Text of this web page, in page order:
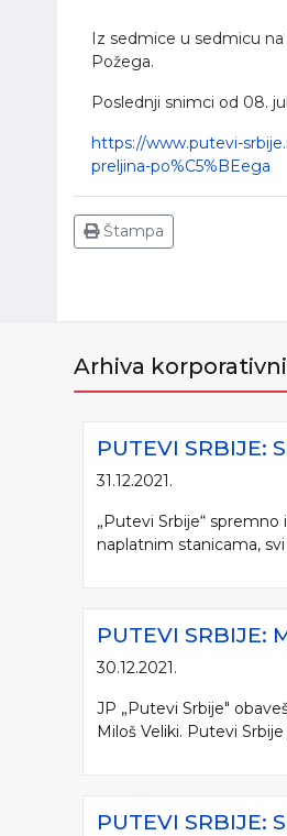
Iz sedmice u sedmicu
Požega.
Poslednji snimci od 08.
https://www.putevi-
preljina-po%C5%BEega
Štampa
Arhiva
PUTEVI SRBIJE:
31.12.2021.
„Putevi Srbije“
naplatnim stanicama,
PUTEVI SRBIJE:
30.12.2021.
JP „Putevi Srbije"
Miloš Veliki. Putevi
PUTEVI SRBIJE: